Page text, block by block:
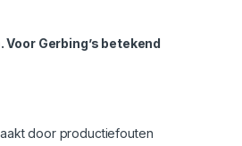
Gerbing’s betekend
door productiefouten